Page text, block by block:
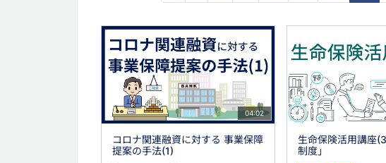
04:02
コロナ関連融資に対する 事業保障
提案の手法(1)
生命保険活用講座
制度」